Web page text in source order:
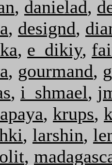
, danielad,
, designd,
, e_dikiy,
, gourmand,
, i_shmael,
, krups,
, larshin,
,